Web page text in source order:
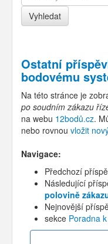
Ostatní
bodovému
Na této stránce je
po soudním zákazu
na webu 12bodů.cz.
nebo rovnou vložit
Navigace:
Předchozí
Následující
polovině
Nejnovější
sekce Poradna